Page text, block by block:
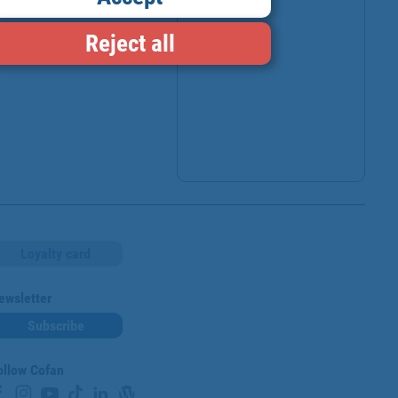
con facilidad y su Reject all